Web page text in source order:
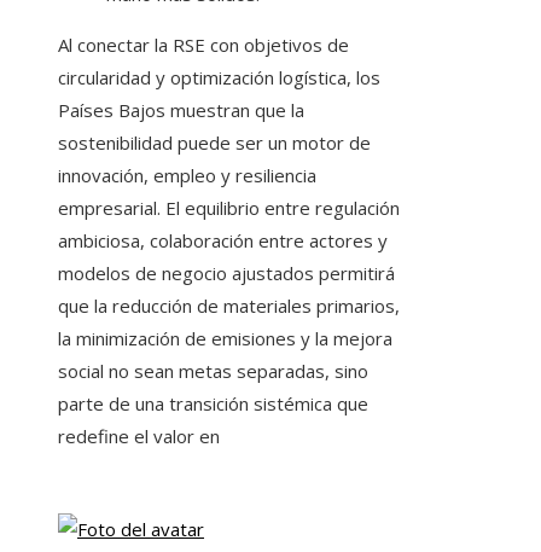
Al conectar la RSE con objetivos de
circularidad y optimización logística, los
Países Bajos muestran que la
sostenibilidad puede ser un motor de
innovación, empleo y resiliencia
empresarial. El equilibrio entre regulación
ambiciosa, colaboración entre actores y
modelos de negocio ajustados permitirá
que la reducción de materiales primarios,
la minimización de emisiones y la mejora
social no sean metas separadas, sino
parte de una transición sistémica que
redefine el valor en